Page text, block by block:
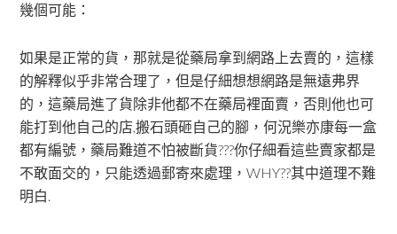
幾個可能：
如果是正常的貨，那就是從藥局拿到網路上去賣的，這樣
的解釋似乎非常合理了，但是仔細想想網路是無遠弗界
的，這藥局進了貨除非他都不在藥局裡面賣，否則他也可
能打到他自己的店,搬石頭砸自己的腳，何況樂亦康每一盒
都有編號，藥局難道不怕被斷貨???你仔細看這些賣家都是
不敢面交的，只能透過郵寄來處理，WHY??其中道理不難
明白.